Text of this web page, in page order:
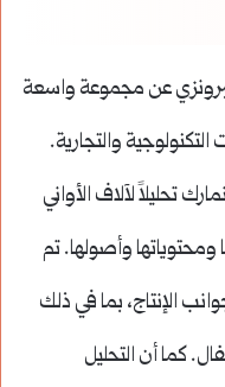
عن مجموعة واسعة
والتجارية.
تحليلاً لآلاف الأواني
ومحتوياتها وأصولها. تم
الإنتاج، بما في ذلك
كما أن التحليل